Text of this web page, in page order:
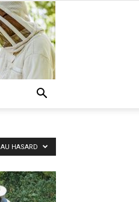
AU HASARD